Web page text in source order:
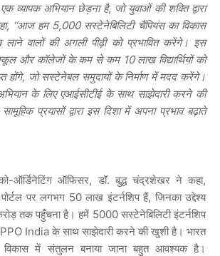
व्यापक अभियान छेड़ना है, जो युवाओं की शक्ति द्वारा
‘‘आज हम 5,000 सस्टेनेबिलिटी चैंपियंस का विकास
वालों की अगली पीढ़ी को प्रभावित करेंगे। इस
स्कूल और कॉलेजों के कम से कम 10 लाख विद्यार्थियों को
होंगे, जो सस्टेनेबल समुदायों के निर्माण में मदद करेंगे।
के लिए एआईसीटीई के साथ साझेदारी करने की
प्रयासों द्वारा इस दिशा में अपना प्रभाव बढ़ाते
ऑर्डिनेटिंग ऑफिसर, डॉ. बुद्ध चंद्रशेखर ने कहा,
पोर्टल पर लगभग 50 लाख इंटर्नशिप हैं, जिनका उद्देश्य
तक पहुँचना है। हमें 5000 सस्टेनेबिलिटी इंटर्नशिप
India के साथ साझेदारी करने की खुशी है। भारत
विकास में संतुलन बनाया जाना बहुत आवश्यक है।